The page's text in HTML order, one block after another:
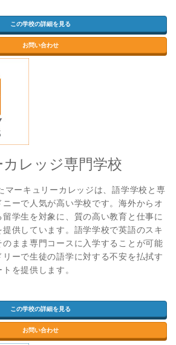
この学校の詳細を見る
お問い合わせ
レッジ専門学校
マーキュリーカレッジは、語学学校と専
ーで人気が高い学校です。海外からオ
学生を対象に、質の高い教育と仕事に
供しています。語学学校で英語のスキ
まま専門コースに入学することが可能
ーで生徒の語学に対する不安を払拭す
を提供します。
この学校の詳細を見る
お問い合わせ